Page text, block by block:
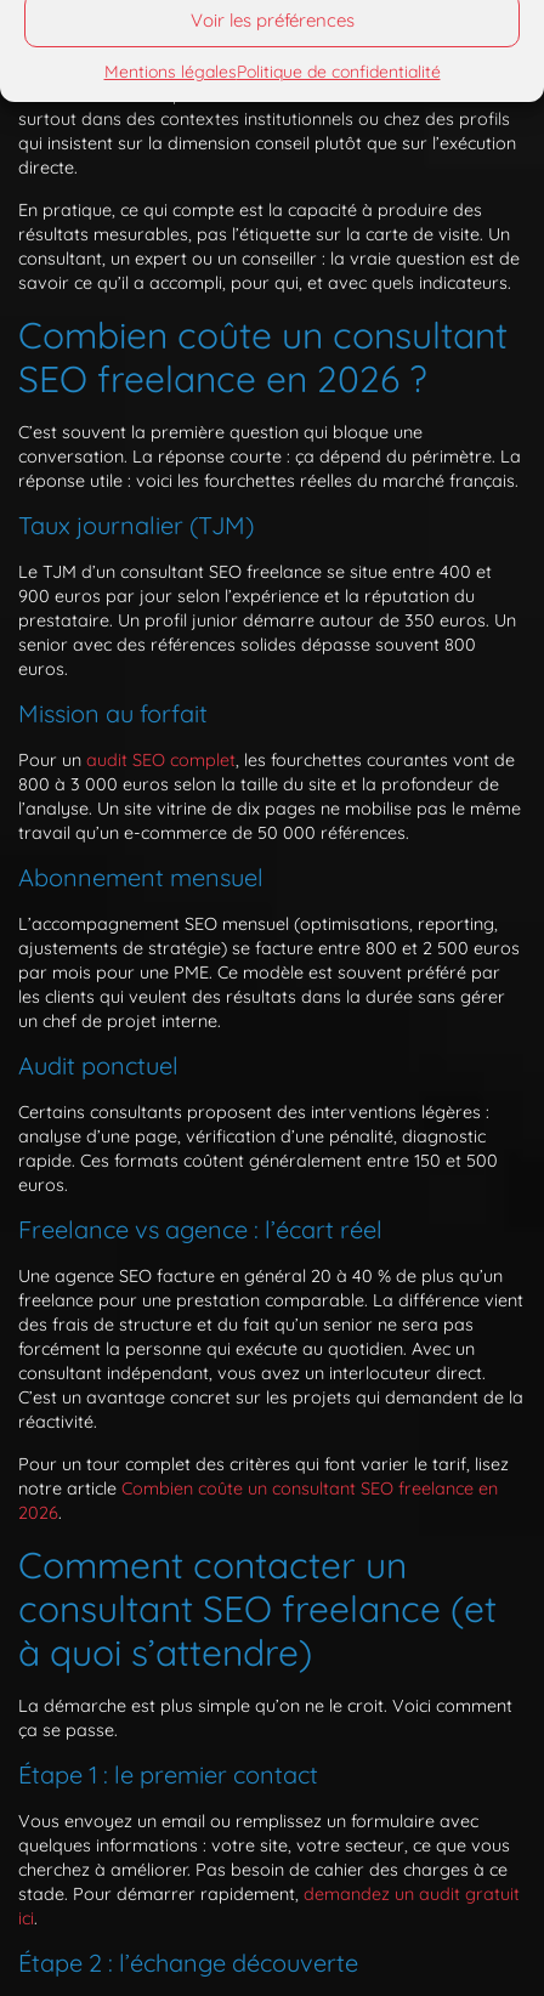
Voir les préférences
Mentions légalesPolitique de confidentialité
terme n’a aucune définition officielle, mais il signale en général
quelqu’un qui va au-delà du conseil de surface.
surtout dans des contextes institutionnels ou chez des profils
qui insistent sur la dimension conseil plutôt que sur l’exécution
directe.
En pratique, ce qui compte est la capacité à produire des
résultats mesurables, pas l’étiquette sur la carte de visite. Un
consultant, un expert ou un conseiller : la vraie question est de
savoir ce qu’il a accompli, pour qui, et avec quels indicateurs.
Combien coûte un consultant
SEO freelance en 2026 ?
C’est souvent la première question qui bloque une
conversation. La réponse courte : ça dépend du périmètre. La
réponse utile : voici les fourchettes réelles du marché français.
Taux journalier (TJM)
Le TJM d’un consultant SEO freelance se situe entre 400 et
900 euros par jour selon l’expérience et la réputation du
prestataire. Un profil junior démarre autour de 350 euros. Un
senior avec des références solides dépasse souvent 800
euros.
Mission au forfait
Pour un audit SEO complet, les fourchettes courantes vont de
800 à 3 000 euros selon la taille du site et la profondeur de
l’analyse. Un site vitrine de dix pages ne mobilise pas le même
travail qu’un e-commerce de 50 000 références.
Abonnement mensuel
L’accompagnement SEO mensuel (optimisations, reporting,
ajustements de stratégie) se facture entre 800 et 2 500 euros
par mois pour une PME. Ce modèle est souvent préféré par
les clients qui veulent des résultats dans la durée sans gérer
un chef de projet interne.
Audit ponctuel
Certains consultants proposent des interventions légères :
analyse d’une page, vérification d’une pénalité, diagnostic
rapide. Ces formats coûtent généralement entre 150 et 500
euros.
Freelance vs agence : l’écart réel
Une agence SEO facture en général 20 à 40 % de plus qu’un
freelance pour une prestation comparable. La différence vient
des frais de structure et du fait qu’un senior ne sera pas
forcément la personne qui exécute au quotidien. Avec un
consultant indépendant, vous avez un interlocuteur direct.
C’est un avantage concret sur les projets qui demandent de la
réactivité.
Pour un tour complet des critères qui font varier le tarif, lisez
notre article Combien coûte un consultant SEO freelance en
2026.
Comment contacter un
consultant SEO freelance (et
à quoi s’attendre)
La démarche est plus simple qu’on ne le croit. Voici comment
ça se passe.
Étape 1 : le premier contact
Vous envoyez un email ou remplissez un formulaire avec
quelques informations : votre site, votre secteur, ce que vous
cherchez à améliorer. Pas besoin de cahier des charges à ce
stade. Pour démarrer rapidement, demandez un audit gratuit
ici.
Étape 2 : l’échange découverte